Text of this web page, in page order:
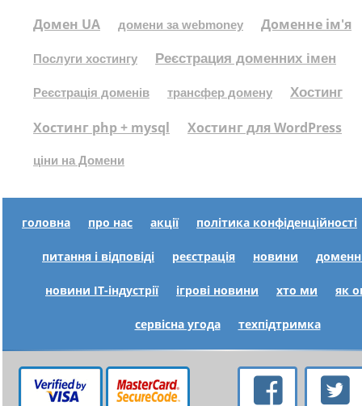
Домен UA домени за webmoney Доменне ім'я
Послуги хостингу Реєстрация доменних імен
Реєстрація доменів трансфер домену Хостинг
Хостинг php + mysql Хостинг для WordPress
ціни на Домени
головна про нас акції політика конфіденційності
питання і відповіді реєстрація новини
новини IT-індустрії ігрові новини хто ми як
сервісна угода техпідтримка